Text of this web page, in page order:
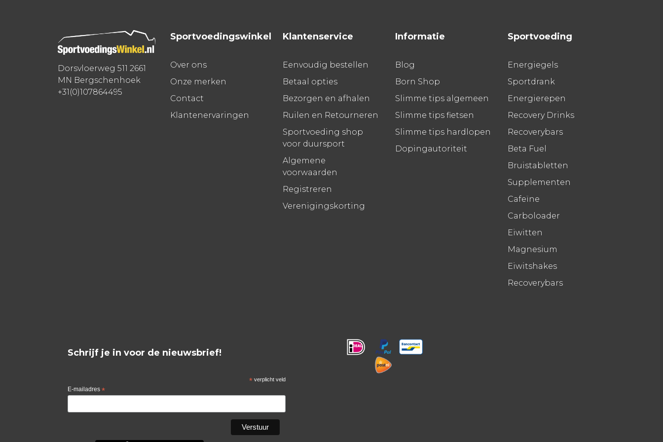
Dorsvloerweg 511 2661
MN Bergschenhoek
+31(0)107864495
Sportvoedingswinkel
Over ons
Onze merken
Contact
Klantenervaringen
Klantenservice
Eenvoudig bestellen
Betaal opties
Bezorgen en afhalen
Ruilen en Retourneren
Sportvoeding shop
voor duursport
Algemene
voorwaarden
Registreren
Verenigingskorting
Informatie
Blog
Born Shop
Slimme tips algemeen
Slimme tips fietsen
Slimme tips hardlopen
Dopingautoriteit
Sportvoeding
Energiegels
Sportdrank
Energierepen
Recovery Drinks
Recoverybars
Beta Fuel
Bruistabletten
Supplementen
Cafeïne
Carboloader
Eiwitten
Magnesium
Eiwitshakes
Recoverybars
Schrijf je in voor de nieuwsbrief!
*verplicht veld
E-mailadres *